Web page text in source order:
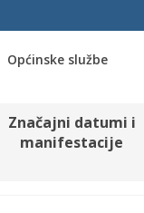
Općinske službe
Značajni datumi i
manifestacije